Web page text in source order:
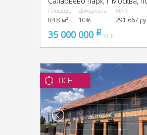
Площадь
84.8 м²
Доходность
10%
МАП
291 667
35 000 000 pуб
УСН
ПСН